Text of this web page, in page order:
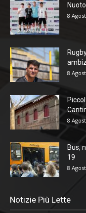
8
8
8
Bus,
19
8
Notizie Più Lette